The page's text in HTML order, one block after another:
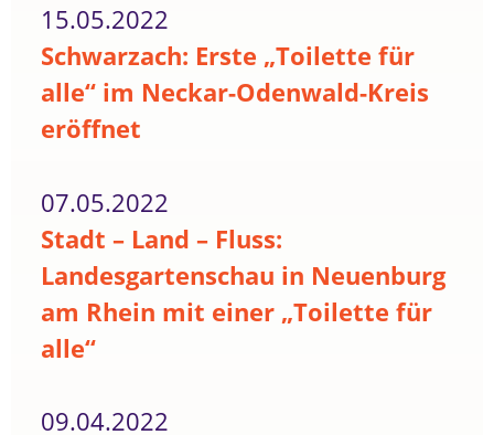
15.05.2022
Schwarzach: Erste „Toilette für
alle“ im Neckar-Odenwald-Kreis
eröffnet
07.05.2022
Stadt – Land – Fluss:
Landesgartenschau in Neuenburg
am Rhein mit einer „Toilette für
alle“
09.04.2022